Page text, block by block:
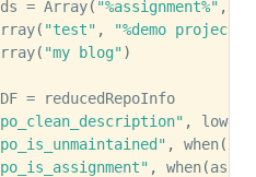
= Array( "%assignment%" ,
( "test" , "%demo project%"
( "my blog")
= reducedRepoInfo
, lower
, when(
, when(